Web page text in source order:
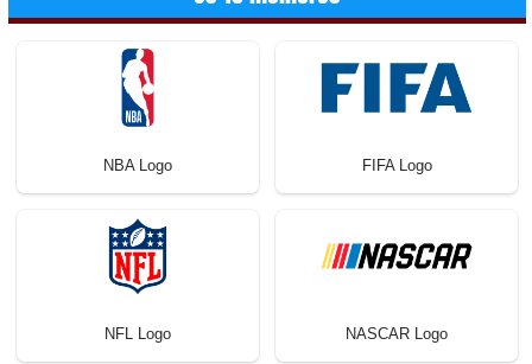
NBA Logo FIFA Logo
NFL Logo NASCAR Logo